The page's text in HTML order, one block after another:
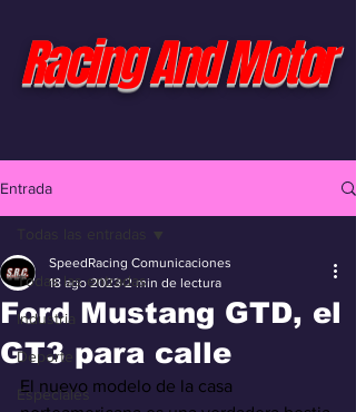
Racing And Motor
Entrada
Todas las entradas
Industria
Deporte
Especiales
Todas las entradas
Ford Mustang GTD, el
GT3 para calle
SpeedRacing Comunicaciones
18 ago 2023 2 min de lectura
El nuevo modelo de la casa